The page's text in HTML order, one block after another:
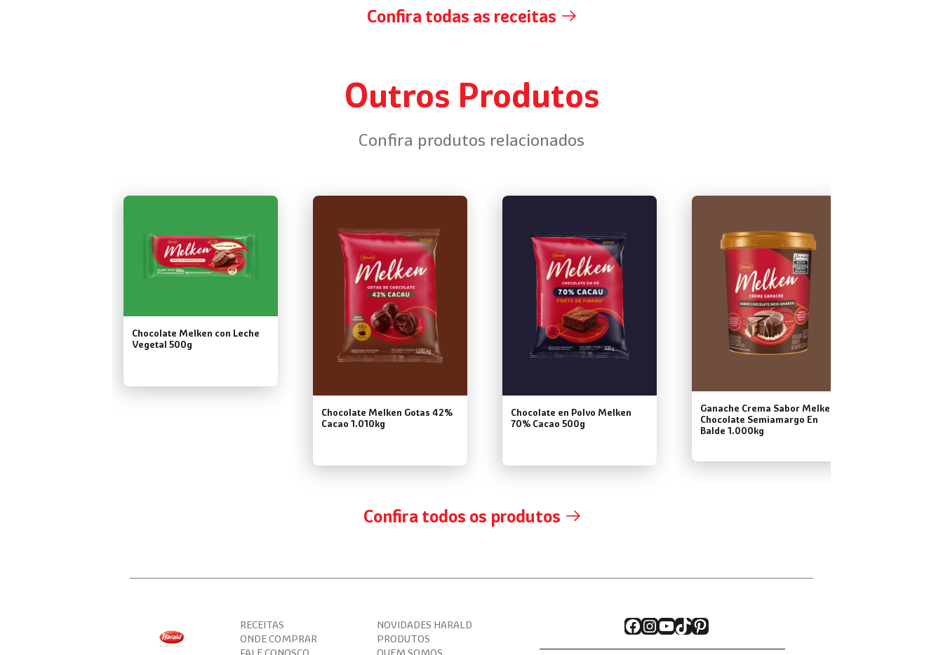
Confira todas as receitas
Outros Produtos
Confira produtos relacionados
Chocolate Melken con Leche
Vegetal 500g
Chocolate Melken Gotas 42%
Cacao 1.010kg
Chocolate en Polvo Melken
70% Cacao 500g
Ganache Crema Sabor Melken
Chocolate Semiamargo En
Balde 1.000kg
Confira todos os produtos
RECEITAS
NOVIDADES HARALD
ONDE COMPRAR
PRODUTOS
Facebook
Instagram
YouTube
TikTok
Pinterest